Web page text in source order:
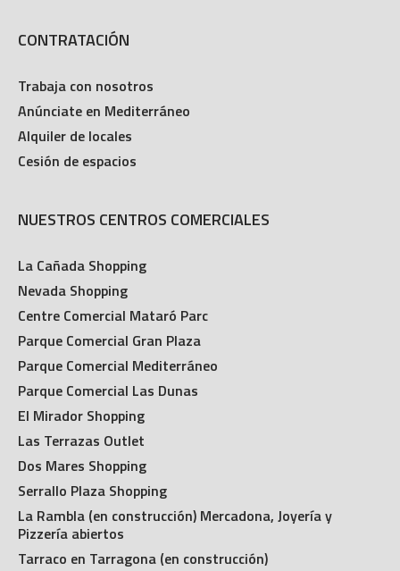
CONTRATACIÓN
Trabaja con nosotros
Anúnciate en Mediterráneo
Alquiler de locales
Cesión de espacios
NUESTROS CENTROS COMERCIALES
La Cañada Shopping
Nevada Shopping
Centre Comercial Mataró Parc
Parque Comercial Gran Plaza
Parque Comercial Mediterráneo
Parque Comercial Las Dunas
El Mirador Shopping
Las Terrazas Outlet
Dos Mares Shopping
Serrallo Plaza Shopping
La Rambla (en construcción) Mercadona, Joyería y
Pizzería abiertos
Tarraco en Tarragona (en construcción)